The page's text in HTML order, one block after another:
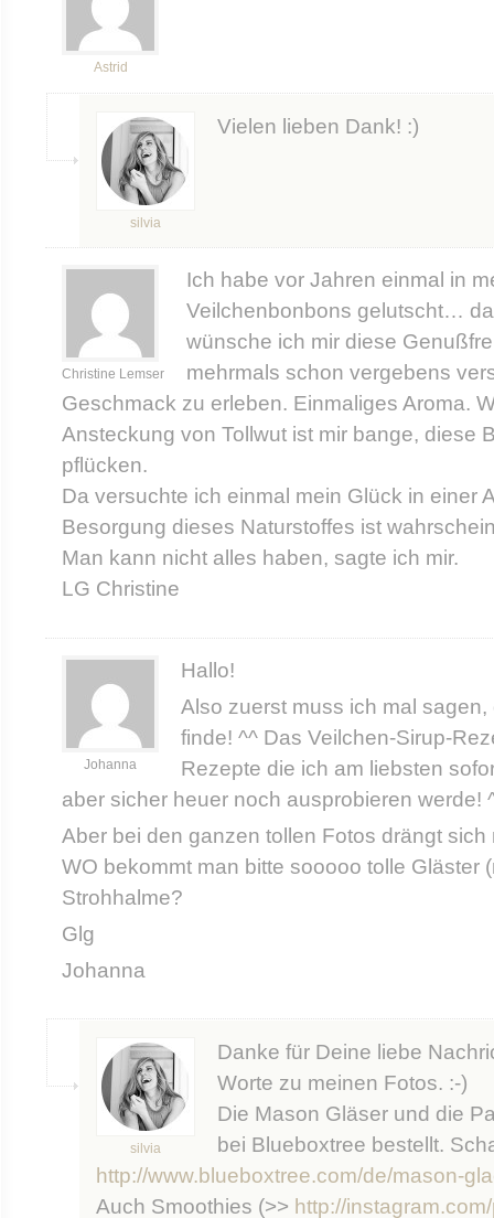
Astrid
silvia
Vielen lieben Dank! :)
Christine Lemser
Ich habe vor Jahren einmal in
Veilchenbonbons gelutscht…
wünsche ich mir diese
mehrmals schon vergebens
Geschmack zu erleben. Einmaliges Aroma.
Ansteckung von Tollwut ist mir bange, diese
pflücken.
Da versuchte ich einmal mein Glück in einer
Besorgung dieses Naturstoffes ist
Man kann nicht alles haben, sagte ich mir.
LG Christine
Johanna
Hallo!
Also zuerst muss ich mal
finde! ^^ Das Veilchen-Sirup-
Rezepte die ich am liebsten
aber sicher heuer noch ausprobieren werde!
Aber bei den ganzen tollen Fotos drängt sich
WO bekommt man bitte sooooo tolle Gläster
Strohhalme?
Glg
Johanna
silvia
Danke für Deine liebe
Worte zu meinen Fotos. :-)
Die Mason Gläser und die
bei Blueboxtree bestellt.
http://www.blueboxtree.com/de/mason-
Auch Smoothies (>> http://